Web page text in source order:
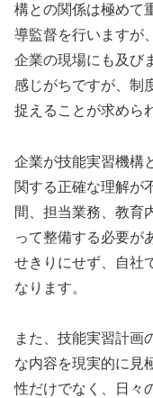
構との関係は極めて
導監督を行いますが
企業の現場にも及び
感じがちですが、制
捉えることが求めら
企業が技能実習機構
関する正確な理解が
間、担当業務、教育
って整備する必要が
せきりにせず、自社
なります。
また、技能実習計画
な内容を現実的に見
性だけでなく、日々